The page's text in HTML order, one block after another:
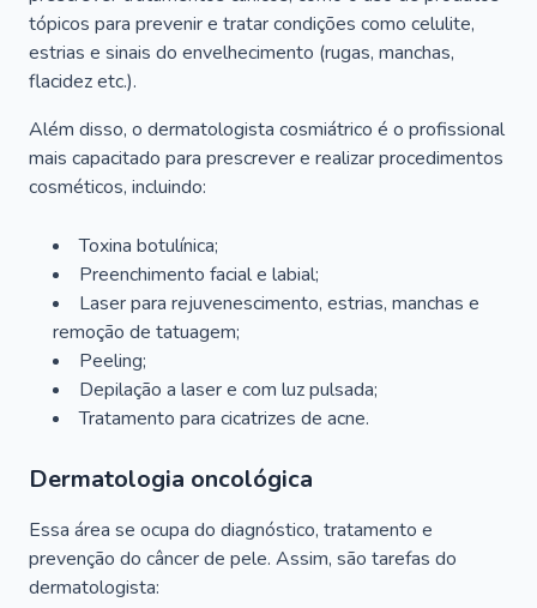
tópicos para prevenir e tratar condições como celulite,
estrias e sinais do envelhecimento (rugas, manchas,
flacidez etc.).
Além disso, o dermatologista cosmiátrico é o profissional
mais capacitado para prescrever e realizar procedimentos
cosméticos, incluindo:
Toxina botulínica;
Preenchimento facial e labial;
Laser para rejuvenescimento, estrias, manchas e
remoção de tatuagem;
Peeling;
Depilação a laser e com luz pulsada;
Tratamento para cicatrizes de acne.
Dermatologia oncológica
Essa área se ocupa do diagnóstico, tratamento e
prevenção do câncer de pele. Assim, são tarefas do
dermatologista: